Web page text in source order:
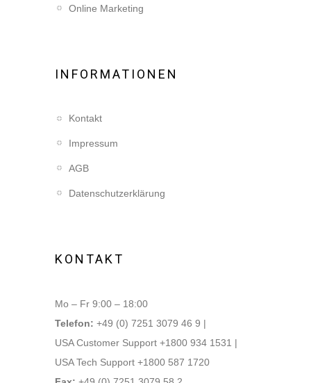
Online Marketing
INFORMATIONEN
Kontakt
Impressum
AGB
Datenschutzerklärung
KONTAKT
Mo – Fr 9:00 – 18:00
Telefon: +49 (0) 7251 3079 46 9 |
USA Customer Support +1800 934 1531 |
USA Tech Support +1800 587 1720